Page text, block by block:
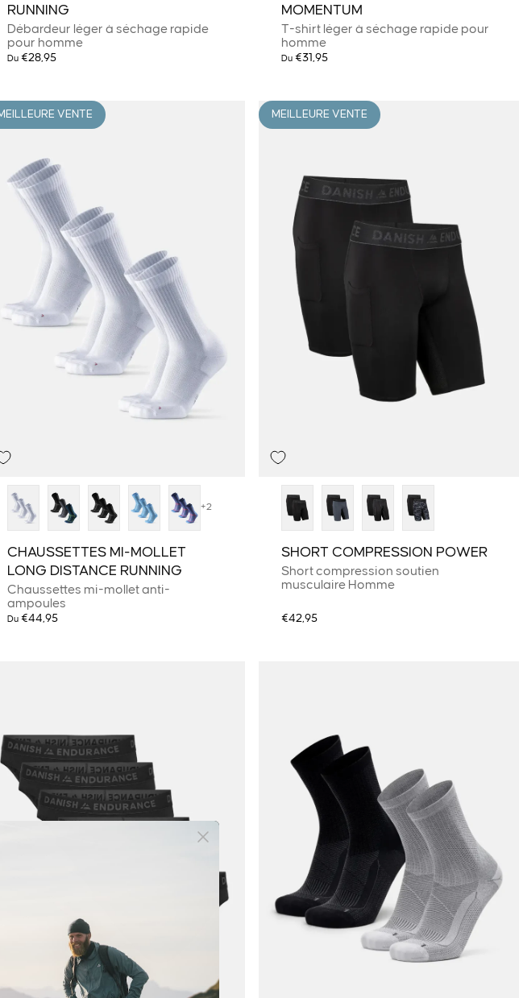
RUNNING
Débardeur léger à séchage rapide
pour homme
Du€28,95
MOMENTUM
T-shirt léger à séchage rapide pour
homme
Du€31,95
VENTE
+2
CHAUSSETTES MI-MOLLET
LONG DISTANCE RUNNING
Chaussettes mi-mollet anti-
ampoules
Du€44,95
MEILLEURE VENTE
SHORT COMPRESSION POWER
Short compression soutien
musculaire Homme
€42,95